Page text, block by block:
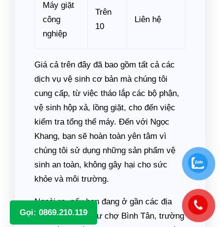
Gọi: 0869.210.119
Máy giặt
công
nghiệp
Trên
10
Liên hệ
Giá cả trên đây đã bao gồm tất cả các
dịch vụ vệ sinh cơ bản mà chúng tôi
cung cấp, từ việc tháo lắp các bộ phận,
vệ sinh hộp xả, lồng giặt, cho đến việc
kiểm tra tổng thể máy. Đến với Ngọc
Khang, bạn sẽ hoàn toàn yên tâm vì
chúng tôi sử dụng những sản phẩm vệ
sinh an toàn, không gây hại cho sức
khỏe và môi trường.
Ngoài ra, nếu bạn đang ở gần các địa
điểm nổi tiếng như chợ Bình Tân, trường